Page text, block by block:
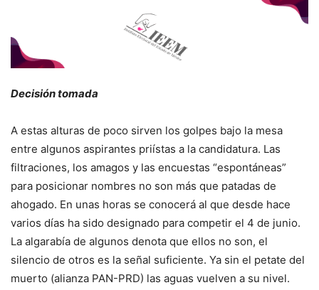
Decisión tomada
A estas alturas de poco sirven los golpes bajo la mesa
entre algunos aspirantes priístas a la candidatura. Las
filtraciones, los amagos y las encuestas “espontáneas”
para posicionar nombres no son más que patadas de
ahogado. En unas horas se conocerá al que desde hace
varios días ha sido designado para competir el 4 de junio.
La algarabía de algunos denota que ellos no son, el
silencio de otros es la señal suficiente. Ya sin el petate del
muerto (alianza PAN-PRD) las aguas vuelven a su nivel.